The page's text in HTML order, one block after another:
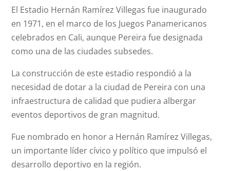
El Estadio Hernán Ramírez Villegas fue inaugurado
en 1971, en el marco de los Juegos Panamericanos
celebrados en Cali, aunque Pereira fue designada
como una de las ciudades subsedes.
La construcción de este estadio respondió a la
necesidad de dotar a la ciudad de Pereira con una
infraestructura de calidad que pudiera albergar
eventos deportivos de gran magnitud.
Fue nombrado en honor a Hernán Ramírez Villegas,
un importante líder cívico y político que impulsó el
desarrollo deportivo en la región.